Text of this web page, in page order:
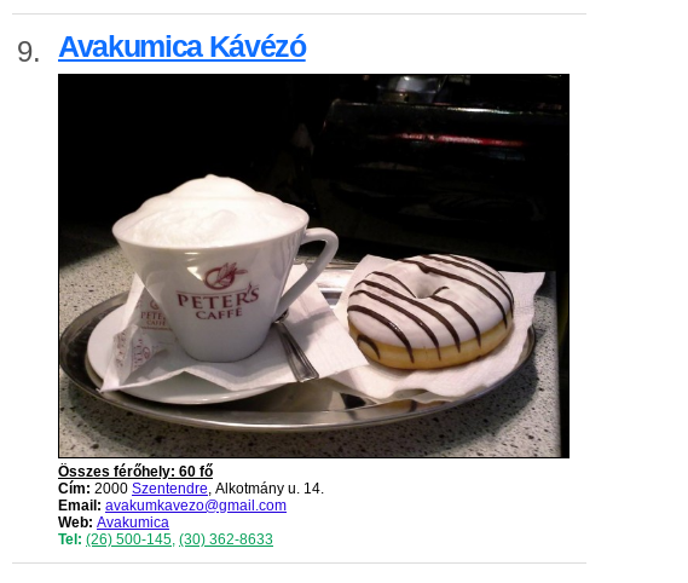
9. Avakumica Kávézó
Összes férőhely: 60 fő
Cím: 2000 Szentendre, Alkotmány u. 14.
Email: avakumkavezo@gmail.com
Web: Avakumica
Tel: (26) 500-145, (30) 362-8633